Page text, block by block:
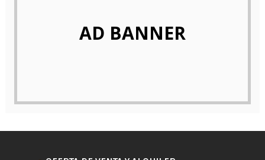
AD BANNER